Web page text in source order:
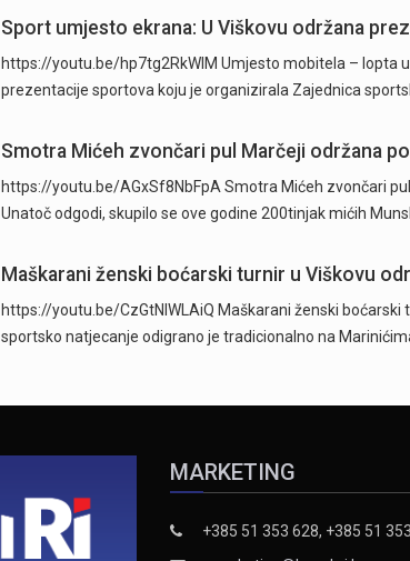
Sport umjesto ekrana: U Viškovu održana
https://youtu.be/hp7tg2RkWIM Umjesto mobitela – lopta
prezentacije sportova koju je organizirala Zajednica
Smotra Mićeh zvončari pul Marčeji održana
https://youtu.be/AGxSf8NbFpA Smotra Mićeh zvončari
Unatoč odgodi, skupilo se ove godine 200tinjak mićih
Maškarani ženski boćarski turnir u Viškovu
https://youtu.be/CzGtNlWLAiQ Maškarani ženski boćarski
sportsko natjecanje odigrano je tradicionalno na
MARKETING
+385 51 353 628, +385 51